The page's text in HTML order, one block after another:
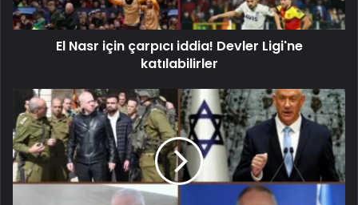
El Nasr için çarpıcı iddia! Devler Ligi'ne
katılabilirler